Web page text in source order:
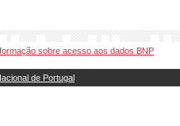
sobre acesso aos dados BNP
de Portugal